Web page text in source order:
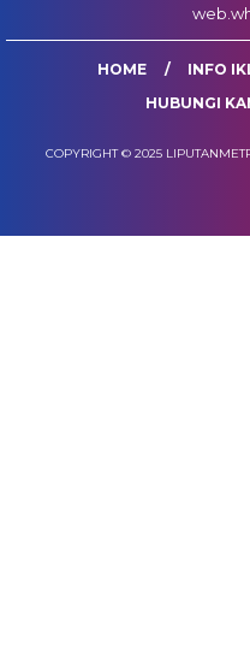
HOME INFO
HUBUNGI
COPYRIGHT © 2025